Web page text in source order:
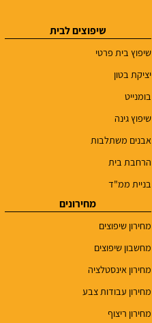
שיפוצים לבית
שיפוץ בית פרטי
יציקת בטון
בומנייט
שיפוץ גינה
אבנים משתלבות
הרחבת בית
בניית ממ"ד
מחירונים
מחירון שיפוצים
מחשבון שיפוצים
מחירון אינסטלציה
מחירון עבודות צבע
מחירון ריצוף